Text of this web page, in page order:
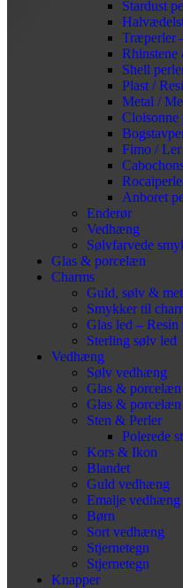
Stardust
Træperler
Shell
Plast /
Metal /
Cloisonne
Fimo /
Anboret
Enderør
Vedhæng
Sølvfarvede
Glas & porcelæn
Charms
Guld, sølv &
Smykker til
Glas led – Resin
Sterling sølv led
Vedhæng
Sølv vedhæng
Glas & porcelæn
Glas & porcelæn
Sten & Perler
Polerede
Kors & Ikon
Blandet
Guld vedhæng
Emalje vedhæng
Børn
Sort vedhæng
Stjernetegn
Stjernetegn
Knapper